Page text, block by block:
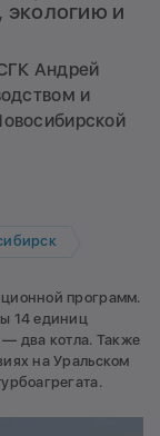
и
Андрей
и
программ.
14 единиц
— два котла. Также
на Уральском